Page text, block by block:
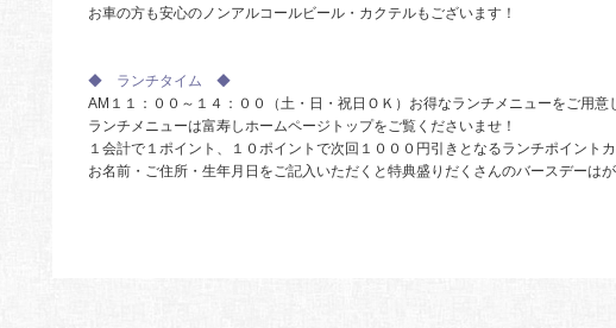
お車の方も安心のノンアルコールビール・カクテルもございます！
◆ ランチタイム ◆
AM１１：００～１４：００（土・日・祝日ＯＫ）お得なランチメニューをご用意
ランチメニューは富寿しホームページトップをご覧くださいませ！
１会計で１ポイント、１０ポイントで次回１０００円引きとなるランチポイント
お名前・ご住所・生年月日をご記入いただくと特典盛りだくさんのバースデーは